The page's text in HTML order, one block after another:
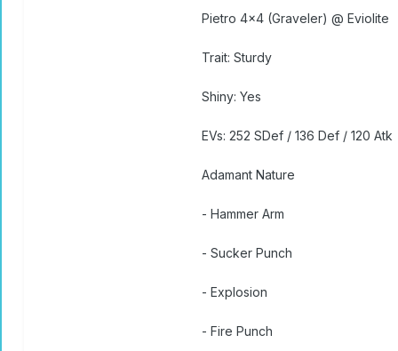
Pietro 4x4 (Graveler) @ Eviolite
Trait: Sturdy
Shiny: Yes
EVs: 252 SDef / 136 Def / 120 Atk
Adamant Nature
- Hammer Arm
- Sucker Punch
- Explosion
- Fire Punch